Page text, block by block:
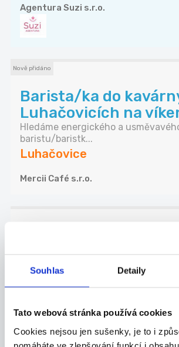
Souhlas Detaily
Tato webová stránka používá cookies
Cookies nejsou jen sušenky, je to i
pomáháte ve zlepšování funkcí i
Agentura Suzi s.r.o.
Nově přidáno
Barista/ka do
Luhačovicích na
Hledáme energického a
baristu/baristk...
Luhačovice
Mercii Café s.r.o.
Práce ve výrobě –
Aktuálně hledáme fyzicky
...
Galvena, s.r.o.